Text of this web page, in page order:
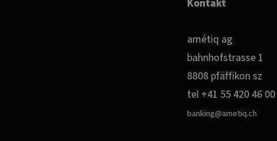
Kontakt
amétiq ag
bahnhofstrasse 1
8808 pfäffikon sz
tel +41 55 420 46 00
banking@ametiq.ch